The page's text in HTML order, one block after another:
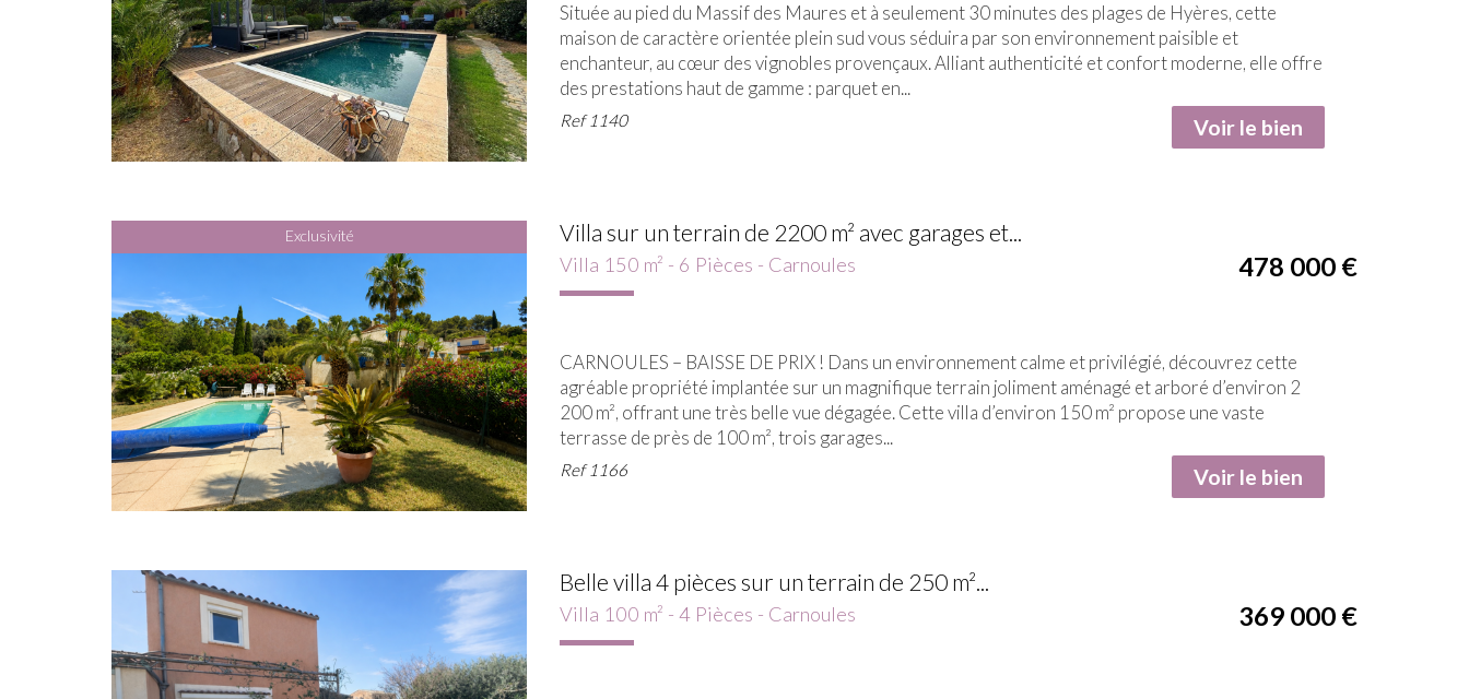
Située au pied du Massif des Maures et à seulement 30 minutes des plages de Hyères, cette
maison de caractère orientée plein sud vous séduira par son environnement paisible et
enchanteur, au cœur des vignobles provençaux. Alliant authenticité et confort moderne, elle offre
des prestations haut de gamme : parquet en...
Ref1140 Voir le bien
Exclusivité Villa sur un terrain de 2200 m² avec garages et...
Villa 150 m² - 6 Pièces - Carnoules 478 000 €
CARNOULES – BAISSE DE PRIX ! Dans un environnement calme et privilégié, découvrez cette
agréable propriété implantée sur un magnifique terrain joliment aménagé et arboré d’environ 2
200 m², offrant une très belle vue dégagée. Cette villa d’environ 150 m² propose une vaste
terrasse de près de 100 m², trois garages...
Ref1166 Voir le bien
Belle villa 4 pièces sur un terrain de 250 m²...
Villa 100 m² - 4 Pièces - Carnoules 369 000 €